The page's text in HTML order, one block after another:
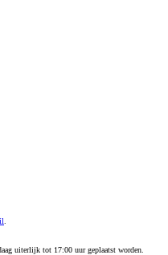
uiterlijk tot 17:00 uur geplaatst worden.